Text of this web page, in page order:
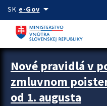
Preskocit na hlavný obsah
SK e-Govarrow_drop_down
Zastavit automatický posun
Nové pravidlá v
zmluvnom
od 1. augusta